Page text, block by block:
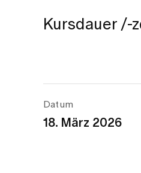
Kursdauer /-
Datum
18. März 2026